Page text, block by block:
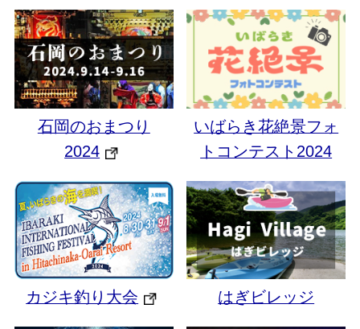
石岡のおまつり
2024
いばらき花絶景フォ
トコンテスト2024
カジキ釣り大会 はぎビレッジ